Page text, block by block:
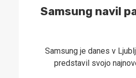
Samsung navil
Samsung je danes v
predstavil svojo